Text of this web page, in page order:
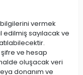
bilgilerini vermek
edilmiş sayılacak ve
şifre ve hesap
oluşacak veri
donanım ve